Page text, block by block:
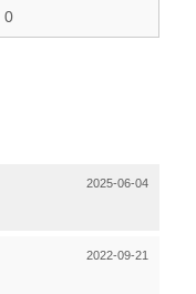
0
2025-06-04
2022-09-21